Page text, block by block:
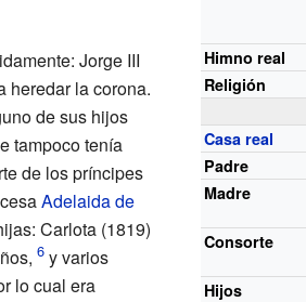
Himno real
Religión
Casa real
Padre
Madre
Consorte
Hijos
Jorge III
heredar la corona.
de sus hijos
tampoco tenía
de los príncipes
Adelaida de
Carlota (1819)
y varios
lo cual era